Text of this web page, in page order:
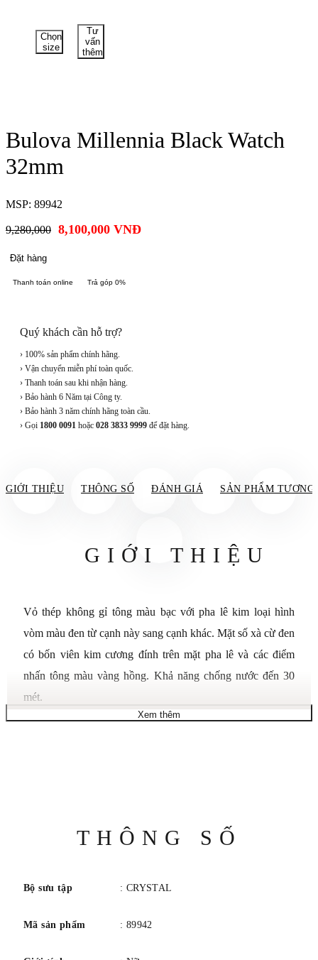
Chọn
size
Tư
vấn
thêm
Bulova Millennia Black Watch
32mm
MSP: 89942
9,280,000 8,100,000 VNĐ
Đặt hàng
Thanh toán online Trả góp 0%
Quý khách cần hỗ trợ?
› 100% sản phẩm chính hãng.
› Vận chuyển miễn phí toàn quốc.
› Thanh toán sau khi nhận hàng.
› Bảo hành 6 Năm tại Công ty.
› Bảo hành 3 năm chính hãng toàn cầu.
› Gọi 1800 0091 hoặc 028 3833 9999 để đặt hàng.
GIỚI THIỆU THÔNG SỐ ĐÁNH GIÁ SẢN PHẨM TƯƠNG
GIỚI THIỆU
Vỏ thép không gỉ tông màu bạc với pha lê kim loại hình
vòm màu đen từ cạnh này sang cạnh khác. Mặt số xà cừ đen
có bốn viên kim cương đính trên mặt pha lê và các điểm
nhấn tông màu vàng hồng. Khả năng chống nước đến 30
mét.
• Pha lê: Tinh thể khoáng hình vòm kim loại hóa
• Chiều dài: 190 mm (các mắt xích có thể tháo rời
xuống còn 140 mm)
• Phong trào: Quartz
• Khả năng chống nước: 30 mét
Xem thêm
THÔNG SỐ
Bộ sưu tập : CRYSTAL
Mã sản phẩm : 89942